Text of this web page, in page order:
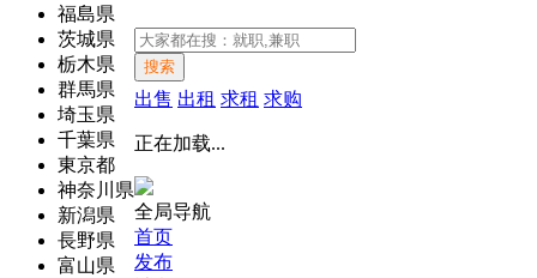
福島県
茨城県
栃木県
群馬県
埼玉県
千葉県
東京都
神奈川県
新潟県
長野県
富山県
搜索
出售 出租 求租 求购
正在加载...
全局导航
首页
发布